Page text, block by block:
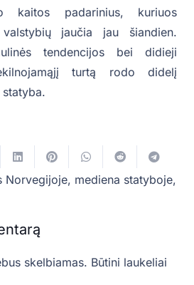
kaitos padarinius, kuriuos
jaučia jau šiandien.
tendencijos bei didieji
turtą rodo didelį
Norvegijoje, mediena statyboje,
skelbiamas. Būtini laukeliai